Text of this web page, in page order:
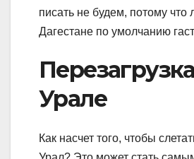
писать не будем, потому что
Дагестане по умолчанию
Урале
Как насчет того, чтобы